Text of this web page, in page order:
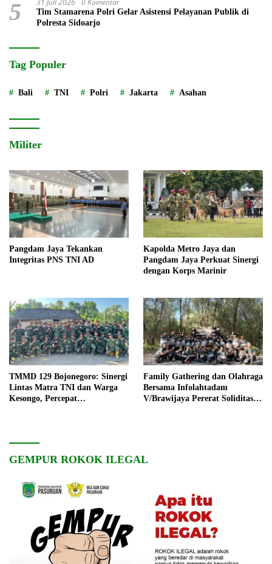
5
Tim Stamarena Polri Gelar Asistensi Pelayanan Publik di
Polresta Sidoarjo
Tag Populer
Bali TNI Polri Jakarta Asahan
Militer
Pangdam Jaya Tekankan
Integritas PNS TNI AD
Kapolda Metro Jaya dan
Pangdam Jaya Perkuat Sinergi
dengan Korps Marinir
TMMD 129 Bojonegoro: Sinergi
Lintas Matra TNI dan Warga
Kesongo, Percepat
Family Gathering dan Olahraga
Bersama Infolahtadam
V/Brawijaya Pererat Soliditas
GEMPUR ROKOK ILEGAL